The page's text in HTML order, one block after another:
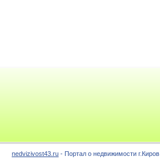
nedvizivost43.ru - Портал о недвижимости г.Киров